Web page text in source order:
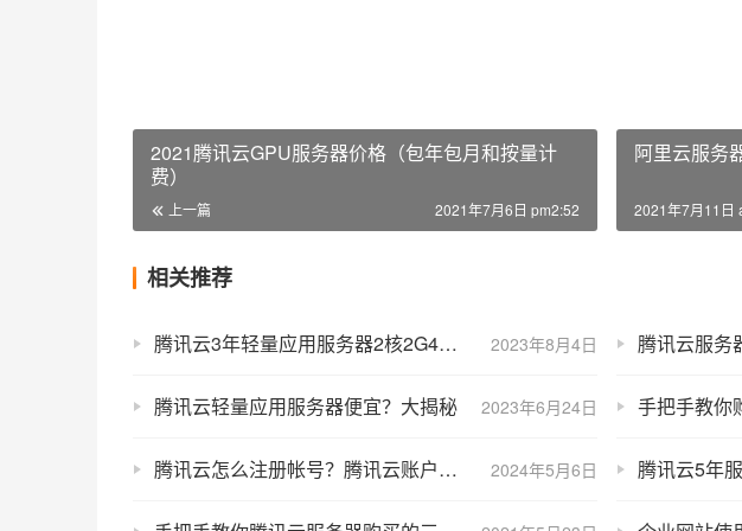
2021腾讯云GPU服务器价格（包年包月和按量计
费）
上一篇 2021年7月6日 pm2:52
阿里云服务
2021年7月11日
相关推荐
2023年8月4日
腾讯云3年轻量应用服务器2核2G4M和2核4G5M带宽价格表
2023年6月24日
腾讯云轻量应用服务器便宜？大揭秘
2024年5月6日
腾讯云怎么注册帐号？腾讯云账户注册和实名认证全解析图文教程